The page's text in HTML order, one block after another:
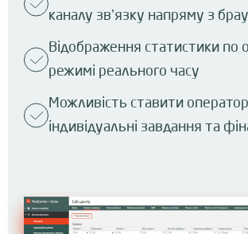
каналу звʼязку напряму з
Відображення статистики по
режимі реального часу
Можливість ставити
індивідуальні завдання та